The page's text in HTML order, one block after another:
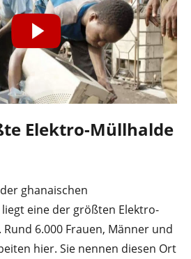
Elektro-Müllhalde
ghanaischen
eine der größten Elektro-
6.000 Frauen, Männer und
hier. Sie nennen diesen Ort